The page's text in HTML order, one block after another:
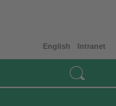
Intranet
English